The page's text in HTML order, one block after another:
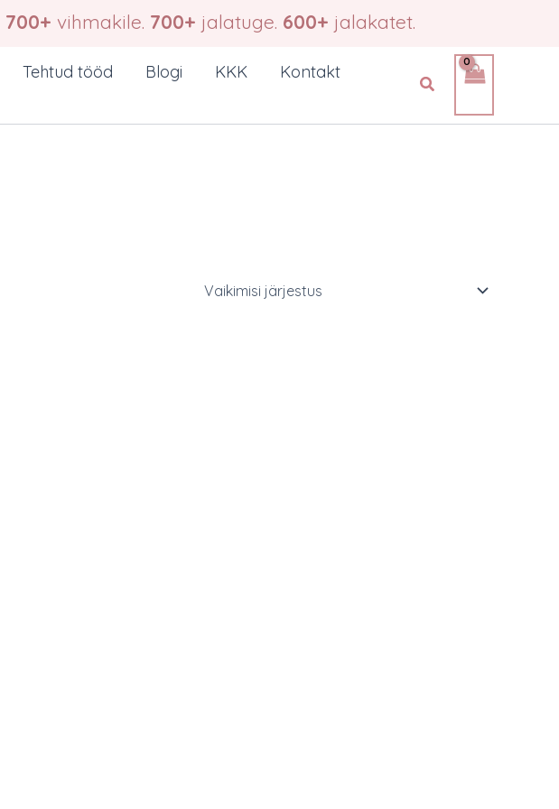
700+ vihmakile. 700+ jalatuge. 600+ jalakatet.
Tehtud tööd Blogi KKK
Kontakt
Search